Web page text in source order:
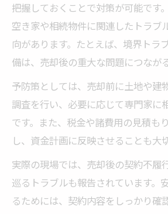
把握しておくことで対策が可能です
空き家や相続物件に関連したトラブ
向があります。たとえば、境界トラ
備は、売却後の重大な問題につなが
予防策としては、売却前に土地や建
調査を行い、必要に応じて専門家に
です。また、税金や諸費用の見積も
し、資金計画に反映させることも大
実際の現場では、売却後の契約不履
巡るトラブルも報告されています。
るためには、契約内容をしっかり確